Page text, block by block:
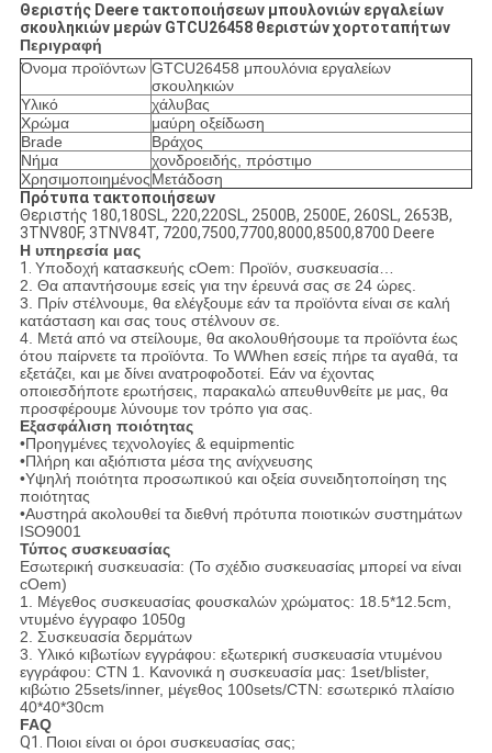
Θεριστής Deere τακτοποιήσεων μπουλονιών εργαλείων
σκουληκιών μερών GTCU26458 θεριστών χορτοταπήτων
Περιγραφή
Όνομα προϊόντων GTCU26458 μπουλόνια εργαλείων
σκουληκιών
Υλικό
χάλυβας
Χρώμα
μαύρη οξείδωση
Brade
Βράχος
Νήμα
χονδροειδής, πρόστιμο
ΧρησιμοποιημένοςΜετάδοση
Πρότυπα τακτοποιήσεων
Θεριστής 180,180SL, 220,220SL, 2500B, 2500E, 260SL, 2653B,
3TNV80F, 3TNV84T, 7200,7500,7700,8000,8500,8700 Deere
Η υπηρεσία μας
1. Υποδοχή κατασκευής cOem: Προϊόν, συσκευασία…
2. Θα απαντήσουμε εσείς για την έρευνά σας σε 24 ώρες.
3. Πρίν στέλνουμε, θα ελέγξουμε εάν τα προϊόντα είναι σε καλή
κατάσταση και σας τους στέλνουν σε.
4. Μετά από να στείλουμε, θα ακολουθήσουμε τα προϊόντα έως
ότου παίρνετε τα προϊόντα. Το WWhen εσείς πήρε τα αγαθά, τα
εξετάζει, και με δίνει ανατροφοδοτεί. Εάν να έχοντας
οποιεσδήποτε ερωτήσεις, παρακαλώ απευθυνθείτε με μας, θα
προσφέρουμε λύνουμε τον τρόπο για σας.
Εξασφάλιση ποιότητας
•Προηγμένες τεχνολογίες & equipmentic
•Πλήρη και αξιόπιστα μέσα της ανίχνευσης
•Υψηλή ποιότητα προσωπικού και οξεία συνειδητοποίηση της
ποιότητας
•Αυστηρά ακολουθεί τα διεθνή πρότυπα ποιοτικών συστημάτων
ISO9001
Τύπος συσκευασίας
Εσωτερική συσκευασία: (Το σχέδιο συσκευασίας μπορεί να είναι
cOem)
1. Μέγεθος συσκευασίας φουσκαλών χρώματος: 18.5*12.5cm,
ντυμένο έγγραφο 1050g
2. Συσκευασία δερμάτων
3. Υλικό κιβωτίων εγγράφου: εξωτερική συσκευασία ντυμένου
εγγράφου: CTN 1. Κανονικά η συσκευασία μας: 1set/blister,
κιβώτιο 25sets/inner, μέγεθος 100sets/CTN: εσωτερικό πλαίσιο
40*40*30cm
FAQ
Q1. Ποιοι είναι οι όροι συσκευασίας σας;